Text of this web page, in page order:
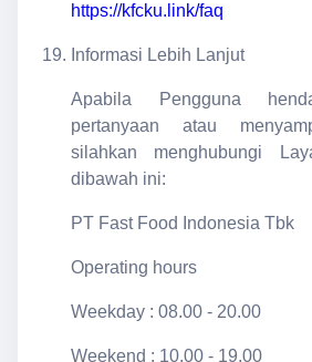
https://kfcku.link/faq
Informasi Lebih Lanjut
Apabila Pengguna
pertanyaan atau
silahkan menghubungi
dibawah ini:
PT Fast Food Indonesia Tbk
Operating hours
Weekday : 08.00 - 20.00
Weekend : 10.00 - 19.00